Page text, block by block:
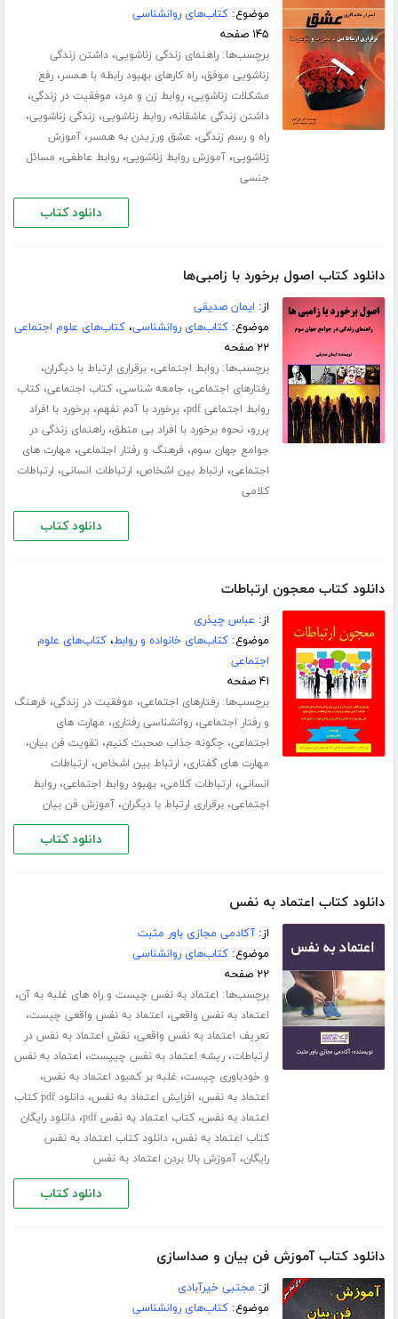
موضوع:کتاب‌های روانشناسی
۱۴۵ صفحه
برچسب‌ها:راهنمای زندگی زناشویی،داشتن زندگی
زناشویی موفق،راه کارهای بهبود رابطه با همسر،رفع
مشکلات زناشویی،روابط زن و مرد، موفقیت در زندگی،
داشتن زندگی عاشقانه،روابط زناشویی، زندگی زناشویی،
راه و رسم زندگی، عشق ورزیدن به همسر،آموزش
زناشویی،آموزش روابط زناشویی،روابط عاطفی، مسائل
جنسی
دانلود کتاب
دانلود کتاب اصول برخورد با زامبی‌ها
از: ایمان صدیقی
موضوع:کتاب‌های روانشناسی،کتاب‌های علوم اجتماعی
۲۲ صفحه
برچسب‌ها:روابط اجتماعی،برقراری ارتباط با دیگران،
رفتارهای اجتماعی، جامعه شناسی،کتاب اجتماعی،کتاب
روابط اجتماعی pdf
،برخورد با آدم نفهم،برخورد با افراد
پررو،نحوه برخورد با افراد بی منطق،راهنمای زندگی در
جوامع جهان سوم، فرهنگ و رفتار اجتماعی، مهارت های
اجتماعی، ارتباط بین اشخاص، ارتباطات انسانی، ارتباطات
کلامی
دانلود کتاب
دانلود کتاب معجون ارتباطات
از: عباس چیذری
موضوع:کتاب‌های خانواده و روابط،کتاب‌های علوم
اجتماعی
۴۱ صفحه
برچسب‌ها:رفتارهای اجتماعی، موفقیت در زندگی، فرهنگ
و رفتار اجتماعی،روانشناسی رفتاری، مهارت های
اجتماعی، چگونه جذاب صحبت کنیم، تقویت فن بیان،
مهارت های گفتاری، ارتباط بین اشخاص، ارتباطات
انسانی، ارتباطات کلامی،بهبود روابط اجتماعی،روابط
اجتماعی،برقراری ارتباط با دیگران،آموزش فن بیان
دانلود کتاب
دانلود کتاب اعتماد به نفس
از:آکادمی مجازی باور مثبت
موضوع:کتاب‌های روانشناسی
۲۲ صفحه
برچسب‌ها: اعتماد به نفس چیست و راه های غلبه به آن،
اعتماد به نفس واقعی، اعتماد به نفس واقعی چیست،
تعریف اعتماد به نفس واقعی،نقش اعتماد به نفس در
ارتباطات،ریشه اعتماد به نفس چییست، اعتماد به نفس
و خودباوری چیست، غلبه بر کمبود اعتماد به نفس،
اعتماد به نفس، افزایش اعتماد به نفس،
دانلود pdf کتاب
اعتماد به نفس،کتاب اعتماد به نفس pdf ،دانلود رایگان
کتاب اعتماد به نفس،دانلود کتاب اعتماد به نفس
رایگان،آموزش بالا بردن اعتماد به نفس
دانلود کتاب
دانلود کتاب آموزش فن بیان و صداسازی
از: مجتبی خیرآبادی
موضوع:کتاب‌های روانشناسی